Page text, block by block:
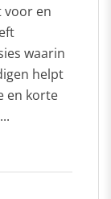
voor en
waarin
helpt
en korte